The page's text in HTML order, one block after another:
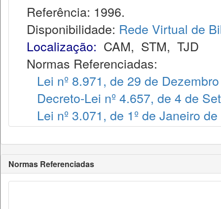
Referência: 1996.
Disponibilidade: Rede Virtual de
Localização: CAM, STM, TJD
Normas Referenciadas:
Lei nº 8.971, de 29 de
Decreto-Lei nº 4.657, de 4 de
Lei nº 3.071, de 1º de Janeiro
Normas Referenciadas